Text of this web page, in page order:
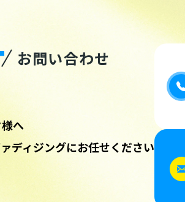
お問い合わせ
へ
ディジングにお任せください